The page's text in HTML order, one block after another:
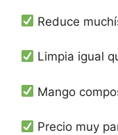
Reduce
Limpia igual
Mango
Precio muy